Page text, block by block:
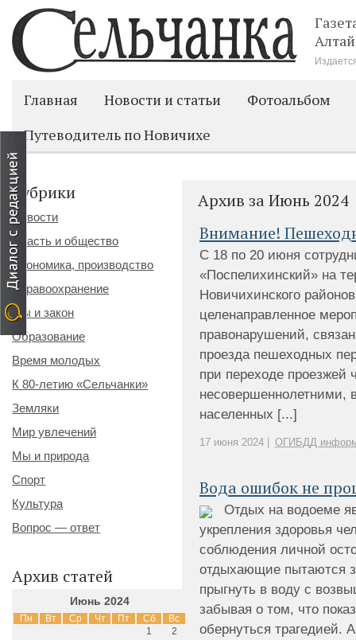
Главная Новости и статьи
Фотоальбом
Путеводитель по Новичихе
Архив за Июнь 2024
Внимание!
С 18 по 20 июня
«Поспелихинский» на
Новичихинского
целенаправленное
правонарушений,
проезда пешеходных
при переходе проезжей
несовершеннолетними,
населенных [...]
17 июня 2024 | ОГИБДД
Вода ошибок не
Отдых на водоеме
укрепления здоровья
соблюдения личной
отдыхающие пытаются
прыгнуть в воду с
забывая о том, что
обернуться трагедией.
Рубрики
Новости
Власть и общество
Экономика, производство
Здравоохранение
Мы и закон
Образование
Время молодых
К 80-летию «Сельчанки»
Земляки
Мир увлечений
Мы и природа
Спорт
Культура
Вопрос — ответ
Архив статей
Июнь 2024
Пн Вт Ср Чт Пт Сб Вс
1
2